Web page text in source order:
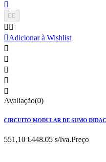

 
 
Adicionar à Wishlist





Avaliação(0)
CIRCUITO MODULAR DE SUMO
551,10 €448.05 s/Iva.Preço